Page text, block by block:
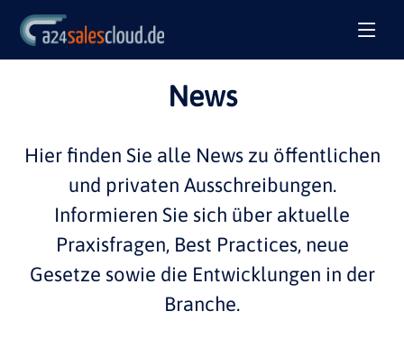
News
Hier finden Sie alle Newszu öffentlichen
und privaten Ausschreibungen.
Informieren Sie sich über aktuelle
Praxisfragen, Best Practices, neue
Gesetze sowie die Entwicklungen in der
Branche.